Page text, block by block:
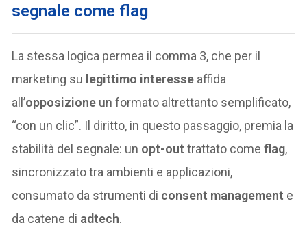
segnale come flag
La stessa logica permea il comma 3, che per il
marketing su legittimo interesse affida
all’opposizione un formato altrettanto semplificato,
“con un clic”. Il diritto, in questo passaggio, premia la
stabilità del segnale: un opt-out trattato comeflag,
sincronizzato tra ambienti e applicazioni,
consumato da strumenti di consent management e
da catene di adtech.